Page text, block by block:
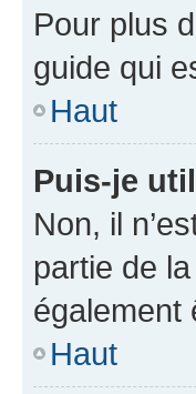
Pour plus
guide qui
Haut
Puis-je
Non, il
partie de
également
Haut